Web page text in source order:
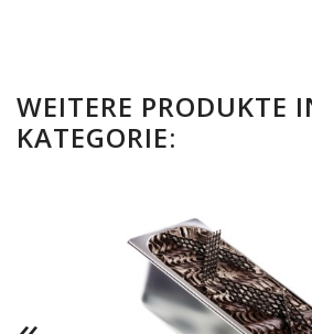
WEITERE PRODUKTE
KATEGORIE: